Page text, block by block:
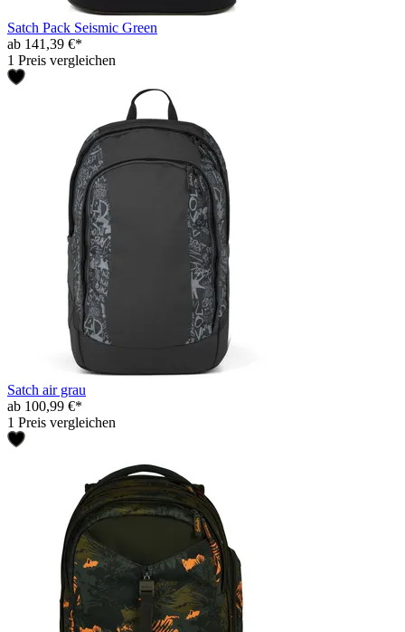
Satch Pack Seismic Green
ab 141,39 €*
1 Preis vergleichen
Satch air grau
ab 100,99 €*
1 Preis vergleichen